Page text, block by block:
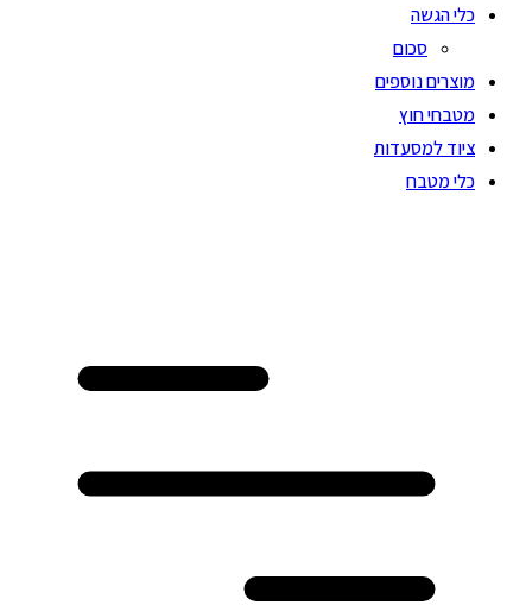
כלי הגשה
סכום
מוצרים נוספים
מטבחי חוץ
ציוד למסעדות
כלי מטבח